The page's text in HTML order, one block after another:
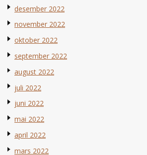
desember 2022
november 2022
oktober 2022
september 2022
august 2022
juli 2022
juni 2022
mai 2022
april 2022
mars 2022